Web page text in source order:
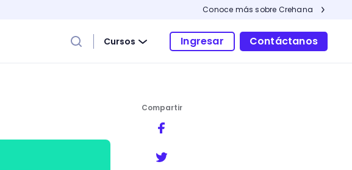
Conoce más sobre Crehana
Cursos Ingresar Contáctanos
Compartir